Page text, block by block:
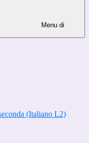
Menu di
(Italiano L2)